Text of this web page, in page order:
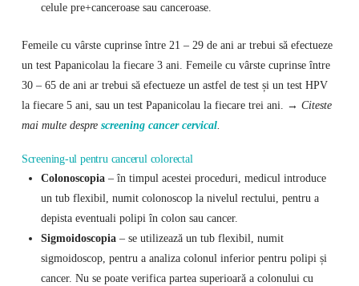
celule pre+canceroase sau canceroase.
Femeile cu vârste cuprinse între 21 – 29 de ani ar trebui să efectueze
un test Papanicolau la fiecare 3 ani. Femeile cu vârste cuprinse între
30 – 65 de ani ar trebui să efectueze un astfel de test și un test HPV
la fiecare 5 ani, sau un test Papanicolau la fiecare trei ani. → Citeste
mai multe desprescreening cancer cervical.
Screening-ul pentru cancerul colorectal
Colonoscopia– în timpul acestei proceduri, medicul introduce
un tub flexibil, numit colonoscop la nivelul rectului, pentru a
depista eventuali polipi în colon sau cancer.
Sigmoidoscopia– se utilizează un tub flexibil, numit
sigmoidoscop, pentru a analiza colonul inferior pentru polipi și
cancer. Nu se poate verifica partea superioară a colonului cu